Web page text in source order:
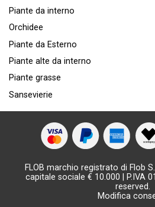
Piante da interno
Orchidee
Piante da Esterno
Piante alte da interno
Piante grasse
Sansevierie
FLOB marchio registrato di Flob
capitale sociale € 10.000 | P.IVA
reserved.
Modifica